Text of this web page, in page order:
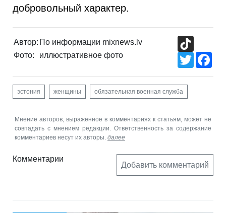
добровольный характер.
Автор: По информации mixnews.lv
Фото:
иллюстративное фото
Twitter
эстония женщины обязательная военная служба
Мнение авторов, выраженное в комментариях к статьям, может не
совпадать с мнением редакции. Ответственность за содержание
комментариев несут их авторы. далее
Комментарии
Добавить комментарий